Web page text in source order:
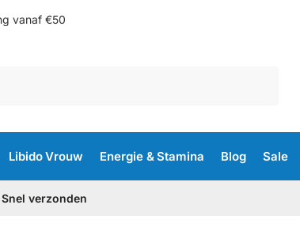
vanaf €50
Libido Vrouw Energie & Stamina Blog Sale
verzonden